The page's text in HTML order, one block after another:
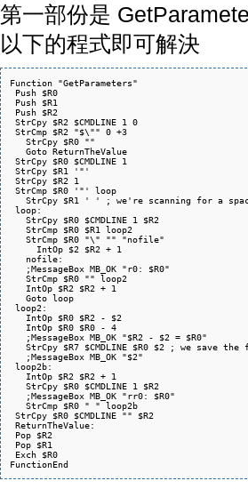
第一部份是
以下的程式即可解決
Function "GetParameters"
Push $R0
Push $R1
Push $R2
StrCpy $R2 $CMDLINE 1 0
StrCmp $R2 "$\"" 0 +3
   StrCpy $R0 ""
   Goto ReturnTheValue
StrCpy $R0 $CMDLINE 1
StrCpy $R1 '"'
StrCpy $R2 1
StrCmp $R0 '"' loop
StrCpy $R1 ' ' ; we're scanning for a
loop:
   StrCpy $R0 $CMDLINE 1 $R2
   StrCmp $R0 $R1 loop2
   StrCmp $R0 "\" "" "nofile"
     IntOp $2 $R2 + 1
   nofile:
   ;MessageBox MB_OK "r0: $R0"
   StrCmp $R0 "" loop2
   IntOp $R2 $R2 + 1
   Goto loop
loop2:
   IntOp $R0 $R2 - $2
   IntOp $R0 $R0 - 4
   ;MessageBox MB_OK "$R2 - $2 = $R0"
StrCpy $R7 $CMDLINE $R0 $2 ; we save the
   ;MessageBox MB_OK "$2"
loop2b:
   IntOp $R2 $R2 + 1
   StrCpy $R0 $CMDLINE 1 $R2
   ;MessageBox MB_OK "rr0: $R0"
   StrCmp $R0 " " loop2b
StrCpy $R0 $CMDLINE "" $R2
ReturnTheValue:
Pop $R2
Pop $R1
Exch $R0
FunctionEnd